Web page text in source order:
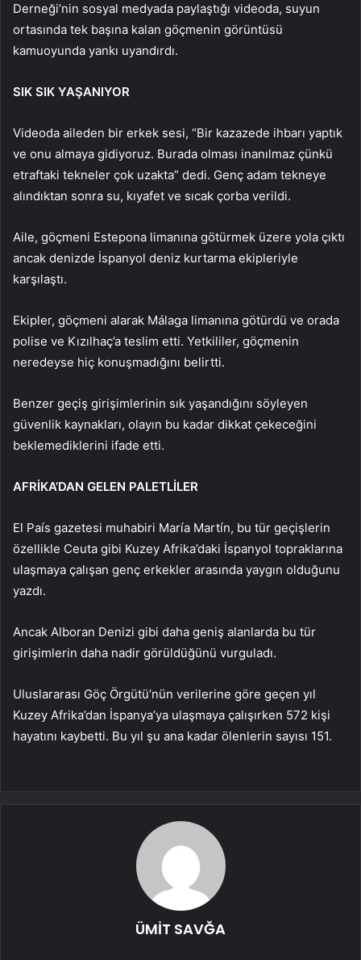
Derneği’nin sosyal medyada paylaştığı videoda, suyun
ortasında tek başına kalan göçmenin görüntüsü
kamuoyunda yankı uyandırdı.
SIK SIK YAŞANIYOR
Videoda aileden bir erkek sesi, “Bir kazazede ihbarı yaptık
ve onu almaya gidiyoruz. Burada olması inanılmaz çünkü
etraftaki tekneler çok uzakta” dedi. Genç adam tekneye
alındıktan sonra su, kıyafet ve sıcak çorba verildi.
Aile, göçmeni Estepona limanına götürmek üzere yola çıktı
ancak denizde İspanyol deniz kurtarma ekipleriyle
karşılaştı.
Ekipler, göçmeni alarak Málaga limanına götürdü ve orada
polise ve Kızılhaç’a teslim etti. Yetkililer, göçmenin
neredeyse hiç konuşmadığını belirtti.
Benzer geçiş girişimlerinin sık yaşandığını söyleyen
güvenlik kaynakları, olayın bu kadar dikkat çekeceğini
beklemediklerini ifade etti.
AFRİKA’DAN GELEN PALETLİLER
El País gazetesi muhabiri María Martín, bu tür geçişlerin
özellikle Ceuta gibi Kuzey Afrika’daki İspanyol topraklarına
ulaşmaya çalışan genç erkekler arasında yaygın olduğunu
yazdı.
Ancak Alboran Denizi gibi daha geniş alanlarda bu tür
girişimlerin daha nadir görüldüğünü vurguladı.
Uluslararası Göç Örgütü’nün verilerine göre geçen yıl
Kuzey Afrika’dan İspanya’ya ulaşmaya çalışırken 572 kişi
hayatını kaybetti. Bu yıl şu ana kadar ölenlerin sayısı 151.
ÜMİT SAVĞA